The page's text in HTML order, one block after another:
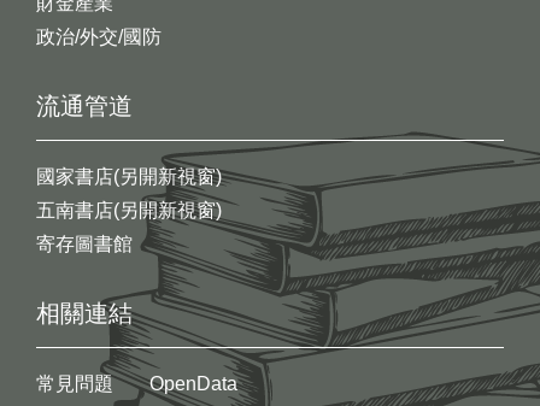
政治/外交/國防
流通管道
國家書店(另開新視窗)
五南書店(另開新視窗)
寄存圖書館
相關連結
常見問題
OpenData